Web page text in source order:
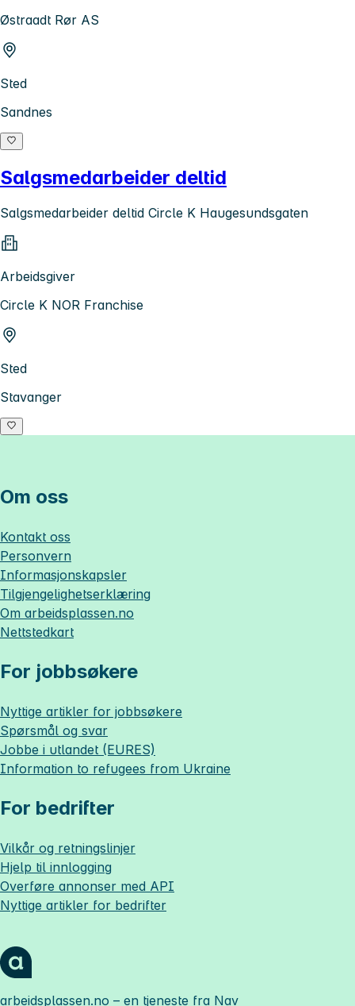
Østraadt Rør AS
Sted
Sandnes
Salgsmedarbeider deltid
Salgsmedarbeider deltid Circle K Haugesundsgaten
Arbeidsgiver
Circle K NOR Franchise
Sted
Stavanger
Om oss
Kontakt oss
Personvern
Informasjonskapsler
Tilgjengelighetserklæring
Om arbeidsplassen.no
Nettstedkart
For jobbsøkere
Nyttige artikler for jobbsøkere
Spørsmål og svar
Jobbe i utlandet (EURES)
Information to refugees from Ukraine
For bedrifter
Vilkår og retningslinjer
Hjelp til innlogging
Overføre annonser med API
Nyttige artikler for bedrifter
arbeidsplassen.no – en tjeneste fra Nav